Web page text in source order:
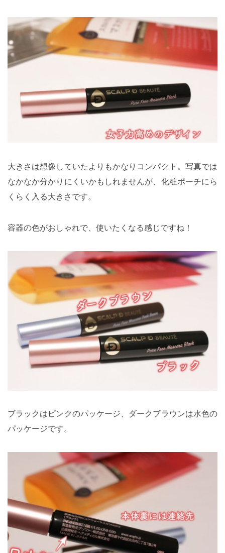
大きさは想像していたよりもかなりコンパクト。写真では
なかなか分かりにくいかもしれませんが、化粧ポーチにら
くらく入る大きさです。
容器の色がおしゃれで、使いたくなる感じですね！
ブラックはピンクのパッケージ、ダークブラウンは水色の
パッケージです。